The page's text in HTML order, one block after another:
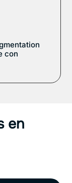
con
en